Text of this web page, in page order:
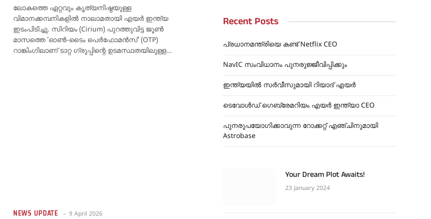
ലോകത്തെ ഏറ്റവും കൃത്യനിഷ്ഠയുള്ള
വിമാനക്കമ്പനികളിൽ നാലാമതായി എയർ ഇന്ത്യ
ഇടംപിടിച്ചു. സിറിയം (Cirium) പുറത്തുവിട്ട ജൂൺ
മാസത്തെ ‘ഓൺ-ടൈം പെർഫോമൻസ്’ (OTP)
റാങ്കിംഗിലാണ് ടാറ്റ ഗ്രൂപ്പിന്റെ ഉടമസ്ഥതയിലുള്ള…
NEWS UPDATE 9 April 2026
Recent Posts
പ്രധാനമന്ത്രിയെ കണ്ട് Netflix CEO
NavIC സംവിധാനം പുനരുജ്ജീവിപ്പിക്കും
ഇന്ത്യയിൽ സർവീസുമായി റിയാദ് എയർ
ടെവോൾഡ് ഗെബ്രേമറിയം എയർ ഇന്ത്യാ CEO
പുനരുപയോഗിക്കാവുന്ന റോക്കറ്റ് എഞ്ചിനുമായി
Astrobase
Your Dream Plot Awaits!
23 January 2024